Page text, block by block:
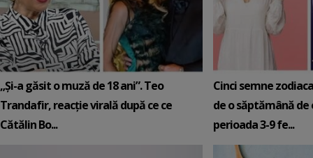
„Și-a găsit o muză de 18 ani”. Teo
Trandafir, reacție virală după ce ce
Cătălin Bo...
Cinci semne
de o săptămână de
perioada 3-9 fe...